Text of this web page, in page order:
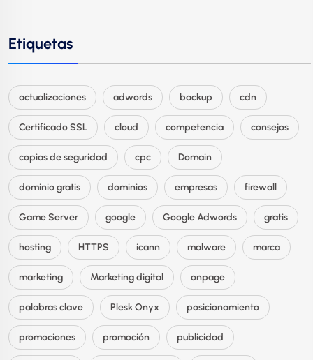
Etiquetas
actualizaciones adwords backup cdn
Certificado SSL cloud competencia consejos
copias de seguridad cpc Domain
dominio gratis dominios empresas firewall
Game Server google Google Adwords gratis
hosting HTTPS icann malware marca
marketing Marketing digital onpage
palabras clave Plesk Onyx posicionamiento
promociones promoción publicidad